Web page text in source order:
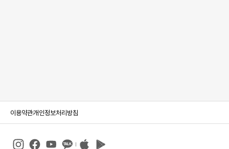
이용약관개인정보처리방침